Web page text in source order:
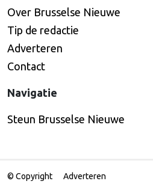
Over Brusselse Nieuwe
Tip de redactie
Adverteren
Contact
Navigatie
Steun Brusselse Nieuwe
© Copyright Adverteren